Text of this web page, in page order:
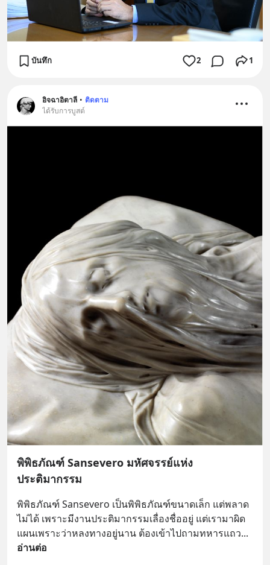
บันทึก 2 1
อิจฉาอิตาลี • ติดตาม
ได้รับการบูสต์
พิพิธภัณฑ์ Sansevero มหัศจรรย์แห่ง
ประติมากรรม
พิพิธภัณฑ์ Sansevero เป็นพิพิธภัณฑ์ขนาดเล็ก แต่พลาด
ไม่ได้ เพราะมีงานประติมากรรมเลื่องชื่ออยู่ แต่เรามาผิด
แผนเพราะว่าหลงทางอยู่นาน ต้องเข้าไปถามทหารแถว
อ่านต่อ